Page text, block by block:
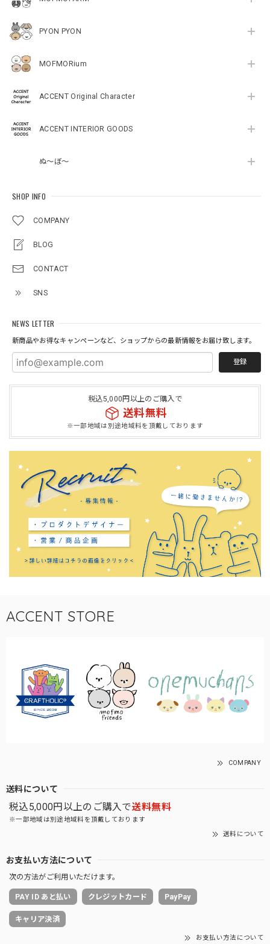
PYON PYON
MOFMORium
ACCENT Original Character
ACCENT INTERIOR GOODS
ぬ～ぼ～
SHOP INFO
COMPANY
BLOG
CONTACT
SNS
NEWS LETTER
新商品やお得なキャンペーンなど、ショップからの最新情報をお届け致します。
登録
税込5,000円以上のご購入で
送料無料
※一部地域は別途地域料を頂戴しております
ACCENT STORE
COMPANY
送料について
税込5,000円以上のご購入で送料無料
※一部地域は別途地域料を頂戴しております
送料について
お支払い方法について
次の方法がご利用いただけます。
PAY ID あと払い クレジットカード PayPay
キャリア決済
お支払い方法について